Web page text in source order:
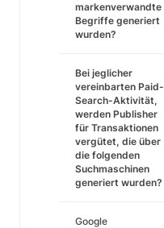
markenverwandte
Begriffe generiert
wurden?
Bei jeglicher
vereinbarten Paid-
Search-Aktivität,
werden Publisher
für Transaktionen
vergütet, die über
die folgenden
Suchmaschinen
generiert wurden?
Google